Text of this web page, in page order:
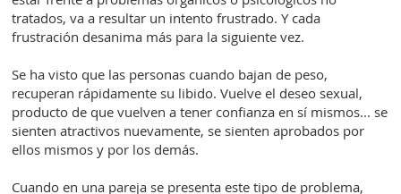
tratados, va a resultar un intento frustrado. Y cada
frustración desanima más para la siguiente vez.
Se ha visto que las personas cuando bajan de peso,
recuperan rápidamente su libido. Vuelve el deseo sexual,
producto de que vuelven a tener confianza en sí mismos... se
sienten atractivos nuevamente, se sienten aprobados por
ellos mismos y por los demás.
Cuando en una pareja se presenta este tipo de problema,